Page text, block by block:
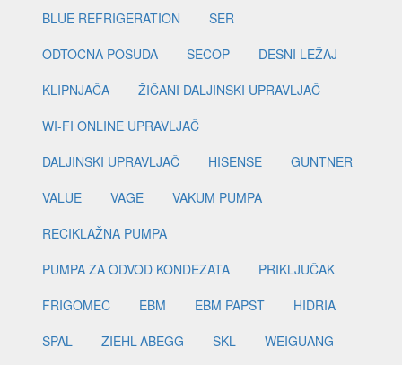
BLUE REFRIGERATION
SER
ODTOČNA POSUDA
SECOP
DESNI LEŽAJ
KLIPNJAČA
ŽIČANI DALJINSKI UPRAVLJAČ
WI-FI ONLINE UPRAVLJAČ
DALJINSKI UPRAVLJAČ
HISENSE
GUNTNER
VALUE
VAGE
VAKUM PUMPA
RECIKLAŽNA PUMPA
PUMPA ZA ODVOD KONDEZATA
PRIKLJUČAK
FRIGOMEC
EBM EBM PAPST
HIDRIA
SPAL
ZIEHL-ABEGG SKL WEIGUANG